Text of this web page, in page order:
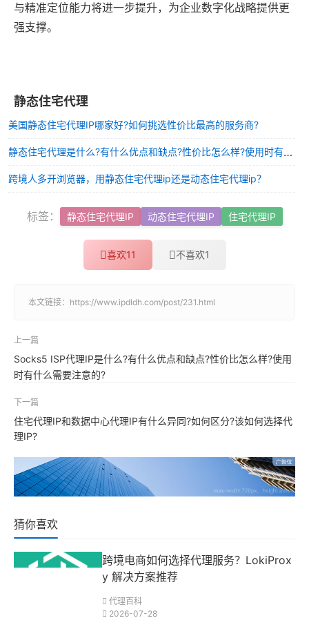
与精准定位能力将进一步提升，为企业数字化战略提供更
强支撑。
静态住宅代理
美国静态住宅代理IP哪家好?如何挑选性价比最高的服务商?
静态住宅代理是什么?有什么优点和缺点?性价比怎么样?使用时有什么需要注意的?
跨境人多开浏览器，用静态住宅代理ip还是动态住宅代理ip？
标签： 静态住宅代理IP 动态住宅代理IP 住宅代理IP
喜欢11 不喜欢1
本文链接： https://www.ipdldh.com/post/231.html
上一篇
Socks5 ISP代理IP是什么?有什么优点和缺点?性价比怎么样?使用
时有什么需要注意的?
下一篇
住宅代理IP和数据中心代理IP有什么异同?如何区分?该如何选择代
理IP?
猜你喜欢
跨境电商如何选择代理服务？LokiProx
y 解决方案推荐
代理百科
2026-07-28